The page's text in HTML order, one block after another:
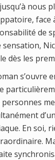
nous
de
sensation,
dès les
s’ouvre
En soi,